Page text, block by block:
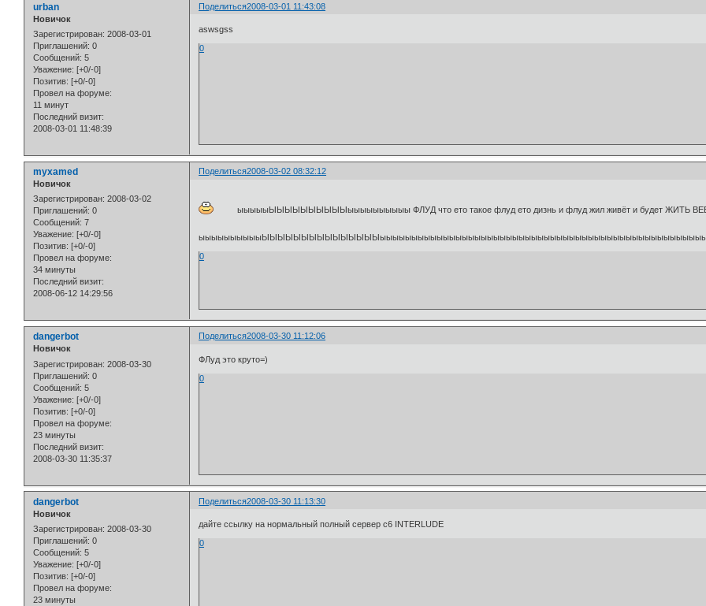
Поделиться2008-03-01 11:43:08
urban
Новичок
Зарегистрирован: 2008-03-01
Приглашений: 0
Сообщений: 5
Уважение: [+0/-0]
Позитив: [+0/-0]
Провел на форуме:
11 минут
Последний визит:
2008-03-01 11:48:39
aswsgss
0
Поделиться2008-03-02 08:32:12
myxamed
Новичок
Зарегистрирован: 2008-03-02
Приглашений: 0
Сообщений: 7
Уважение: [+0/-0]
Позитив: [+0/-0]
Провел на форуме:
34 минуты
Последний визит:
2008-06-12 14:29:56
ыыыыыЫЫЫЫЫЫЫЫЫЫыыыыыыыыыы ФЛУД что ето такое флуд ето дизнь и флуд жил живёт и будет ЖИТЬ
0
Поделиться2008-03-30 11:12:06
dangerbot
Новичок
Зарегистрирован: 2008-03-30
Приглашений: 0
Сообщений: 5
Уважение: [+0/-0]
Позитив: [+0/-0]
Провел на форуме:
23 минуты
Последний визит:
2008-03-30 11:35:37
ФЛуд это круто=)
0
Поделиться2008-03-30 11:13:30
dangerbot
Новичок
Зарегистрирован: 2008-03-30
Приглашений: 0
Сообщений: 5
Уважение: [+0/-0]
Позитив: [+0/-0]
Провел на форуме:
23 минуты
дайте ссылку на нормальный полный сервер с6 INTERLUDE
0